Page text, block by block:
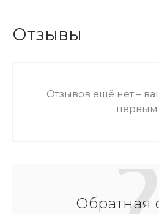
Отзывы
Отзывов ещё нет –
первым
Обратная